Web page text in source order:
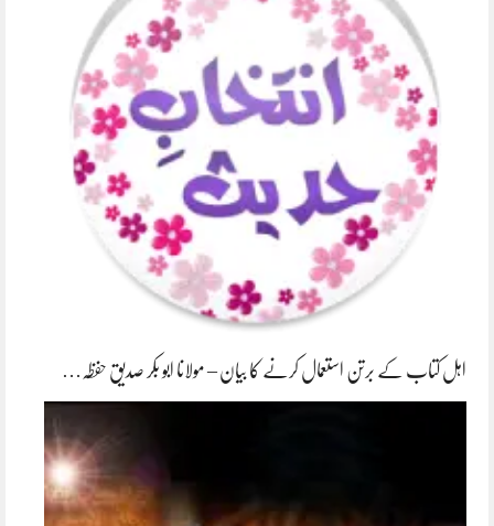
اہل کتاب کے برتن استعمال کرنے کا بیان – مولانا ابو بکر صدیق حفظہ…